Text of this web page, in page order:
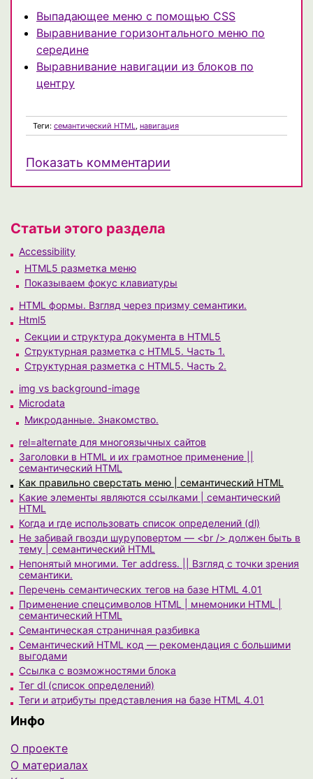
Выпадающее меню с помощью CSS
Выравнивание горизонтального меню по
середине
Выравнивание навигации из блоков по
центру
Теги: семантический HTML навигация
Показать комментарии
Статьи этого раздела
Accessibility
HTML5 разметка меню
Показываем фокус клавиатуры
HTML формы. Взгляд через призму семантики.
Html5
Секции и структура документа в HTML5
Структурная разметка с HTML5. Часть 1.
Структурная разметка с HTML5. Часть 2.
img vs background-image
Microdata
Микроданные. Знакомство.
rel=alternate для многоязычных сайтов
Заголовки в HTML и их грамотное применение ||
семантический HTML
Как правильно сверстать меню | семантический HTML
Какие элементы являются ссылками | семантический
HTML
Когда и где использовать список определений (dl)
Не забивай гвозди шуруповертом — <br /> должен быть в
тему | семантический HTML
Непонятый многими. Тег address. || Взгляд с точки зрения
семантики.
Перечень семантических тегов на базе HTML 4.01
Применение спецсимволов HTML | мнемоники HTML |
семантический HTML
Семантическая страничная разбивка
Семантический HTML код — рекомендация с большими
выгодами
Ссылка с возможностями блока
Тег dl (список определений)
Теги и атрибуты представления на базе HTML 4.01
Инфо
О проекте
О материалах